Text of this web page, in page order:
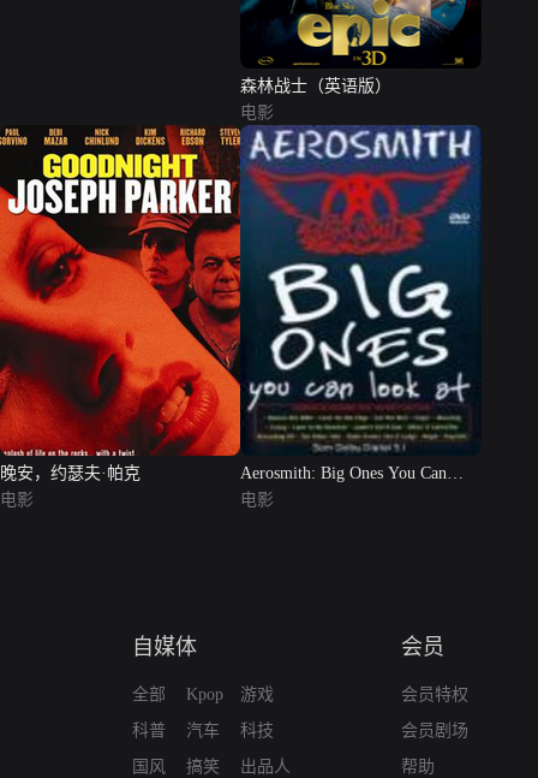
森林战士（英语版）
电影
晚安，约瑟夫·帕克
电影
Aerosmith: Big Ones You Can
Look At
电影
自媒体
全部
科普
国风
Kpop
汽车
搞笑
游戏
科技
出品人
会员
会员特权
会员剧场
帮助